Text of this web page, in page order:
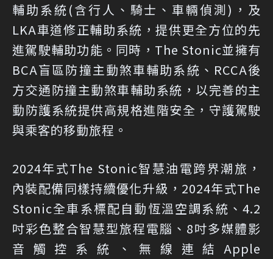
輔助系統(含行人、騎士、車輛偵測)，及
LKA車道修正輔助系統，提供更全方位的先
進駕駛輔助功能。同時，The Stonic並擁有
BCA盲區防撞主動煞車輔助系統、RCCA後
方交通防撞主動煞車輔助系統，以完善的主
動防護系統提供高規格進階安全，守護駕駛
與乘客的移動旅程。
2024年式The Stonic智慧油電跨界潮旅，
內裝配備同樣持續優化升級，2024年式The
Stonic全車系標配自動恆溫空調系統、4.2
吋彩色整合智慧型旅程電腦、8吋多媒體影
音觸控系統、無線連結Apple